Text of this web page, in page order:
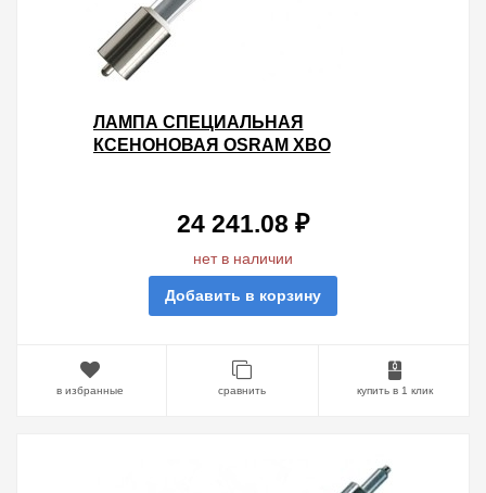
ЛАМПА СПЕЦИАЛЬНАЯ
КСЕНОНОВАЯ OSRAM XBO
24 241.08 ₽
нет в наличии
Добавить в корзину
в избранные сравнить купить в 1 клик